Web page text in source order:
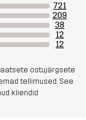
721
209
38
12
12
ostujärgsete
tellimused. See
kliendid